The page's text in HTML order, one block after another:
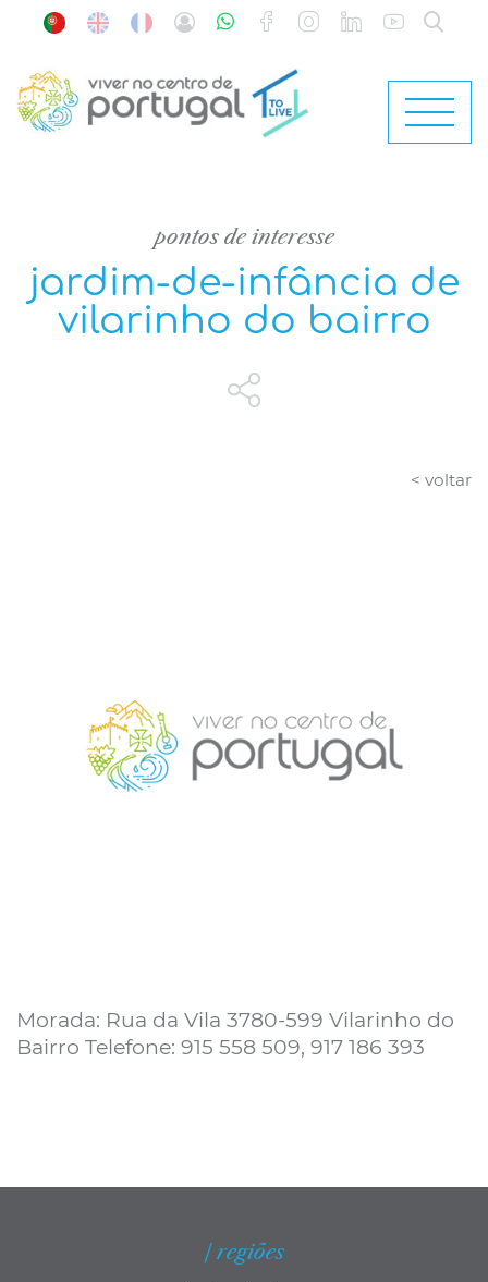
pontos de interesse
jardim-de-infância de
vilarinho do bairro
< voltar
Morada: Rua da Vila 3780-599 Vilarinho do
Bairro Telefone: 915 558 509, 917 186 393
| regiões